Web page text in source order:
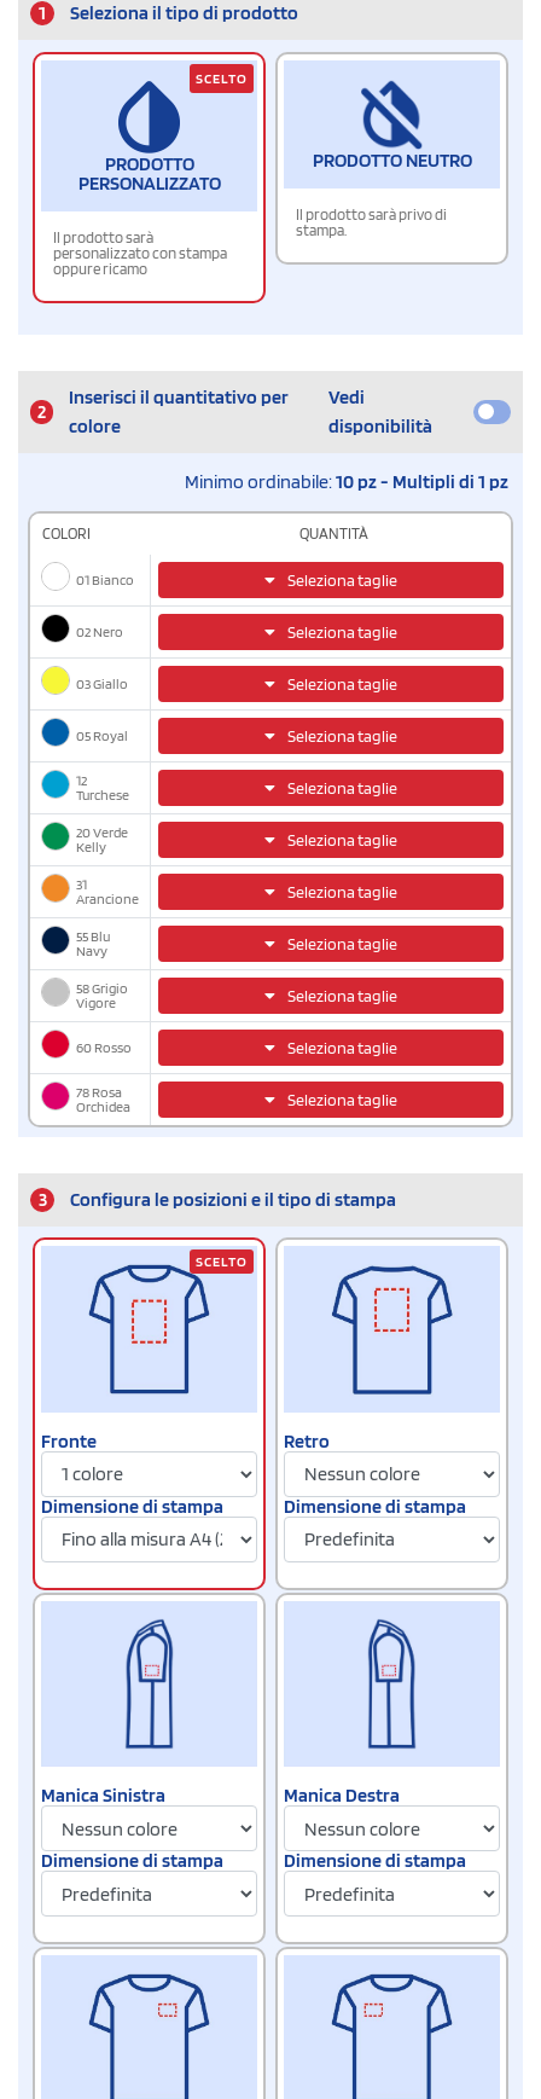
1 Seleziona il tipo di prodotto
PRODOTTO
PERSONALIZZATO
Il prodotto sarà
personalizzato con stampa
oppure ricamo
SCELTO
PRODOTTO NEUTRO
Il prodotto sarà privo di
stampa.
2
Inserisci il quantitativo per
colore
Vedi
disponibilità
Minimo ordinabile:10 pz - Multipli di 1 pz
COLORI QUANTITÀ
01 Bianco Seleziona taglie
02 Nero Seleziona taglie
03 Giallo Seleziona taglie
05 Royal Seleziona taglie
12
Turchese
Seleziona taglie
20 Verde
Kelly
Seleziona taglie
31
Arancione
Seleziona taglie
55 Blu
Navy
Seleziona taglie
58 Grigio
Vigore
Seleziona taglie
60 Rosso Seleziona taglie
78 Rosa
Orchidea
Seleziona taglie
3 Configura le posizioni e il tipo di stampa
Fronte
Dimensione di stampa
SCELTO
Retro
Dimensione di stampa
Manica Sinistra
Dimensione di stampa
Manica Destra
Dimensione di stampa